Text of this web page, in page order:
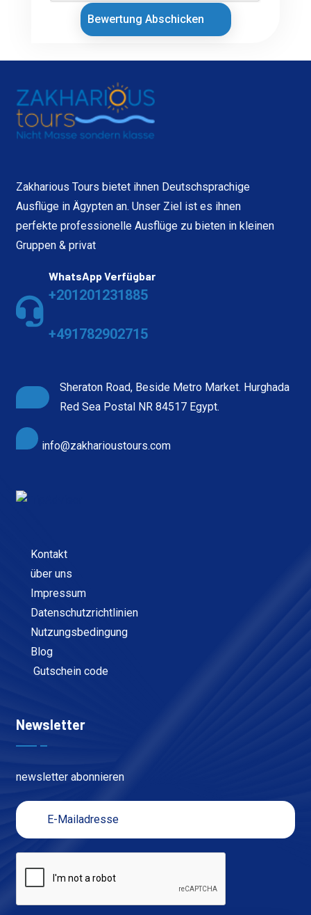
Bewertung Abschicken
Zakharious Tours bietet ihnen Deutschsprachige
Ausflüge in Ägypten an. Unser Ziel ist es ihnen
perfekte professionelle Ausflüge zu bieten in kleinen
Gruppen & privat
WhatsApp Verfügbar
+201201231885
+491782902715
Sheraton Road, Beside Metro Market. Hurghada
Red Sea Postal NR 84517 Egypt.
info@zakharioustours.com
Kontakt
über uns
Impressum
Datenschutzrichtlinien
Nutzungsbedingung
Blog
Gutschein code
Newsletter
newsletter abonnieren